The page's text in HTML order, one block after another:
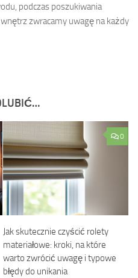
podczas poszukiwania
zwracamy uwagę na każdy
0
Jak skutecznie czyścić rolety
materiałowe: kroki, na które
warto zwrócić uwagę i typowe
błędy do unikania